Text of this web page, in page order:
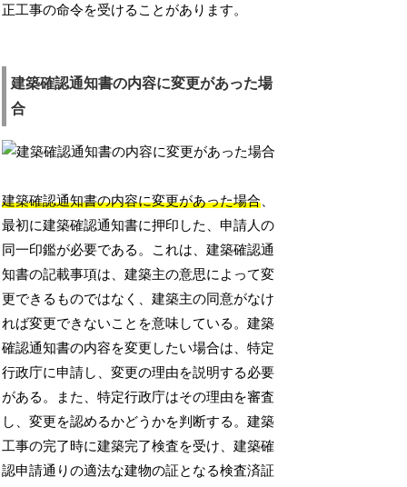
正工事の命令を受けることがあります。
建築確認通知書の内容に変更があった場
合
建築確認通知書の内容に変更があった場合、
最初に建築確認通知書に押印した、申請人の
同一印鑑が必要である。これは、建築確認通
知書の記載事項は、建築主の意思によって変
更できるものではなく、建築主の同意がなけ
れば変更できないことを意味している。建築
確認通知書の内容を変更したい場合は、特定
行政庁に申請し、変更の理由を説明する必要
がある。また、特定行政庁はその理由を審査
し、変更を認めるかどうかを判断する。建築
工事の完了時に建築完了検査を受け、建築確
認申請通りの適法な建物の証となる検査済証